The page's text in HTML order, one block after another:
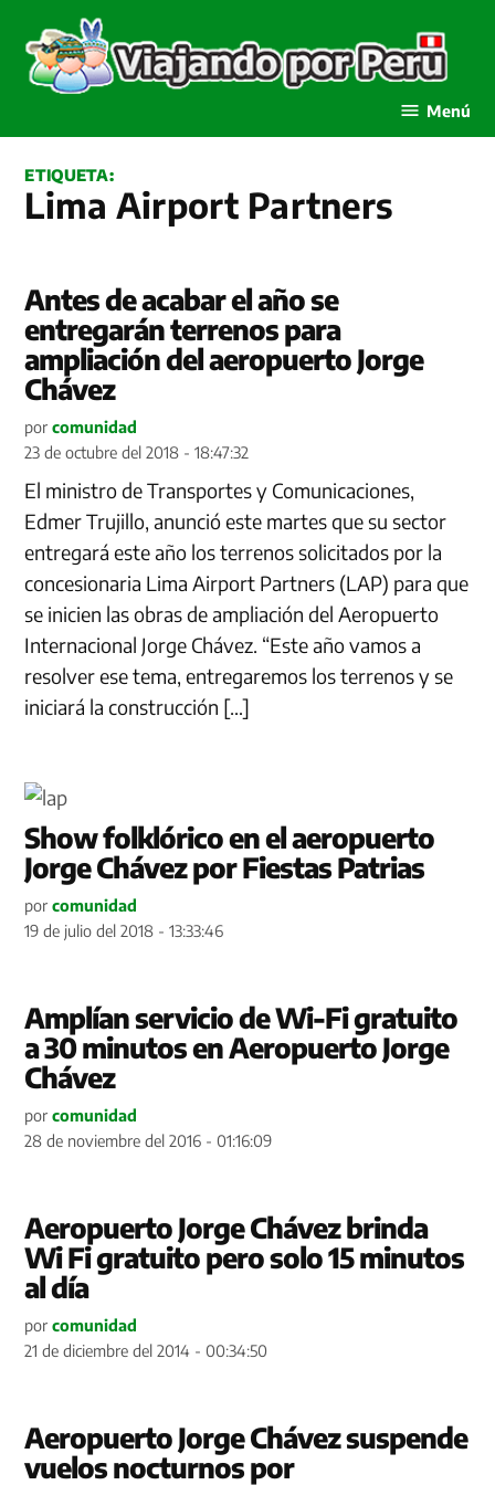
contenido
Menú
ETIQUETA:
Lima Airport Partners
Antes de acabar el año se
entregarán terrenos para
ampliación del aeropuerto Jorge
Chávez
por comunidad
23 de octubre del 2018 - 18:47:32
El ministro de Transportes y Comunicaciones,
Edmer Trujillo, anunció este martes que su sector
entregará este año los terrenos solicitados por la
concesionaria Lima Airport Partners (LAP) para que
se inicien las obras de ampliación del Aeropuerto
Internacional Jorge Chávez. “Este año vamos a
resolver ese tema, entregaremos los terrenos y se
iniciará la construcción […]
Show folklórico en el aeropuerto
Jorge Chávez por Fiestas Patrias
por comunidad
19 de julio del 2018 - 13:33:46
Amplían servicio de Wi-Fi gratuito
a 30 minutos en Aeropuerto Jorge
Chávez
por comunidad
28 de noviembre del 2016 - 01:16:09
Aeropuerto Jorge Chávez brinda
Wi Fi gratuito pero solo 15 minutos
al día
por comunidad
21 de diciembre del 2014 - 00:34:50
Aeropuerto Jorge Chávez suspende
vuelos nocturnos por